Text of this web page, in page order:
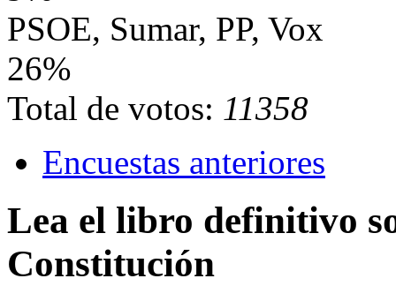
PSOE, Sumar, PP, Vox
26%
Total de votos: 11358
Encuestas anteriores
Lea el libro definitivo
Constitución